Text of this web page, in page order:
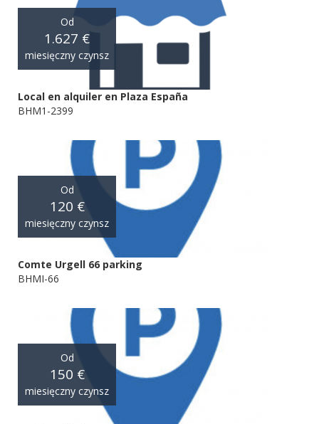
Od
1.627 €
miesięczny czynsz
Local en alquiler en Plaza España
BHM1-2399
Od
120 €
miesięczny czynsz
Comte Urgell 66 parking
BHMI-66
Od
150 €
miesięczny czynsz